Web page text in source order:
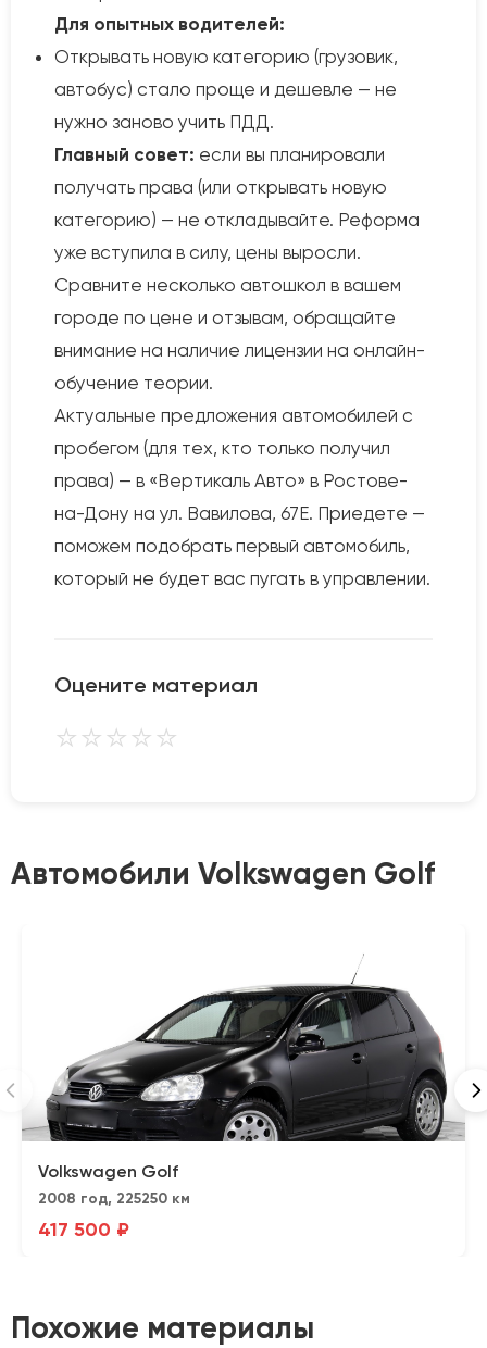
Для опытных водителей:
Открывать новую категорию (грузовик,
автобус) стало проще и дешевле — не
нужно заново учить ПДД.
Главный совет: если вы планировали
получать права (или открывать новую
категорию) — не откладывайте. Реформа
уже вступила в силу, цены выросли.
Сравните несколько автошкол в вашем
городе по цене и отзывам, обращайте
внимание на наличие лицензии на онлайн-
обучение теории.
Актуальные предложения автомобилей с
пробегом (для тех, кто только получил
права) — в «Вертикаль Авто» в Ростове-
на-Дону на ул. Вавилова, 67Е. Приедете —
поможем подобрать первый автомобиль,
который не будет вас пугать в управлении.
Оцените материал
⭐⭐⭐⭐⭐
Автомобили Volkswagen Golf
Volkswagen Golf
2008 год, 225250 км
417 500 ₽
Похожие материалы